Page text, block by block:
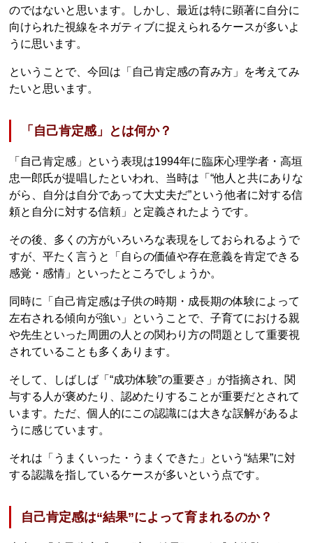
のではないと思います。しかし、最近は特に顕著に自分に
向けられた視線をネガティブに捉えられるケースが多いよ
うに思います。
ということで、今回は「自己肯定感の育み方」を考えてみ
たいと思います。
「自己肯定感」とは何か？
「自己肯定感」という表現は1994年に臨床心理学者・高垣
忠一郎氏が提唱したといわれ、当時は「“他人と共にありな
がら、自分は自分であって大丈夫だ”という他者に対する信
頼と自分に対する信頼」と定義されたようです。
その後、多くの方がいろいろな表現をしておられるようで
すが、平たく言うと「自らの価値や存在意義を肯定できる
感覚・感情」といったところでしょうか。
同時に「自己肯定感は子供の時期・成長期の体験によって
左右される傾向が強い」ということで、子育てにおける親
や先生といった周囲の人との関わり方の問題として重要視
されていることも多くあります。
そして、しばしば「“成功体験”の重要さ」が指摘され、関
与する人が褒めたり、認めたりすることが重要だとされて
います。ただ、個人的にこの認識には大きな誤解があるよ
うに感じています。
それは「うまくいった・うまくできた」という“結果”に対
する認識を指しているケースが多いという点です。
自己肯定感は“結果”によって育まれるのか？